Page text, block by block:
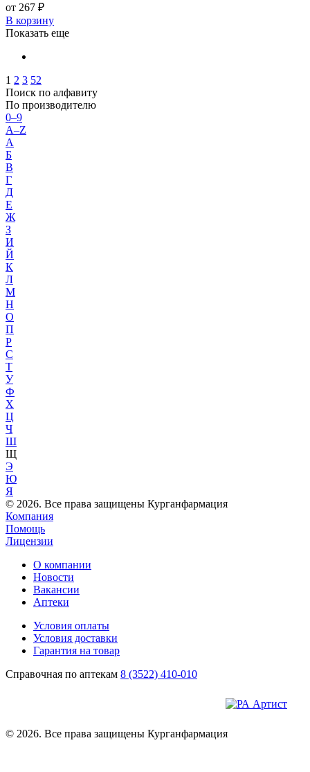
от 267 ₽
В корзину
Показать еще
1 2 3 52
Поиск по алфавиту
По производителю
0–9
A–Z
А
Б
В
Г
Д
Е
Ж
З
И
Й
К
Л
М
Н
О
П
Р
С
Т
У
Ф
Х
Ц
Ч
Ш
Щ
Э
Ю
Я
© 2026. Все права защищены Курганфармация
Компания
Помощь
Лицензии
О компании
Новости
Вакансии
Аптеки
Условия оплаты
Условия доставки
Гарантия на товар
Справочная по аптекам 8 (3522) 410-010
© 2026. Все права защищены Курганфармация